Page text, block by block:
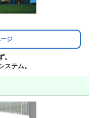
ジ
ステム。